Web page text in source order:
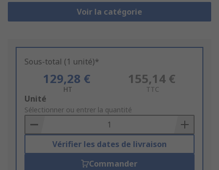
Voir la catégorie
Sous-total (1 unité)*
129,28 €
HT
155,14 €
TTC
Add
to
Basket
Unité
Sélectionner ou entrer la quantité
Vérifier les dates de livraison
Commander